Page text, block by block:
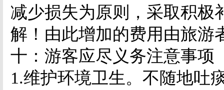
减少损失为原则，采取积极
解！由此增加的费用由旅游
十：游客应尽义务注意事项
1.维护环境卫生。不随地吐